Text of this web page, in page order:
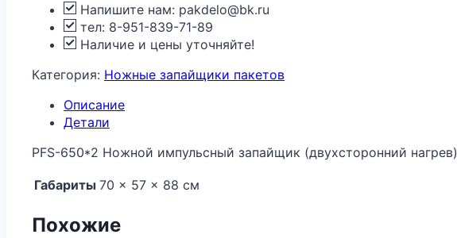
Напишите нам: pakdelo@bk.ru
тел: 8-951-839-71-89
Наличие и цены уточняйте!
Категория: Ножные запайщики пакетов
Описание
Детали
PFS-650*2 Ножной импульсный запайщик (двухсторонний нагрев)
Габариты 70 × 57 × 88 см
Похожие